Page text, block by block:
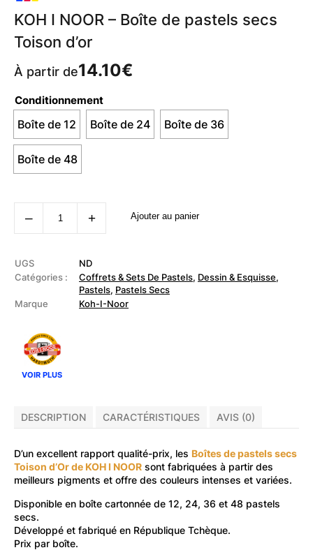
KOH I NOOR – Boîte de pastels secs
Toison d’or
À partir de14.10€
Conditionnement
Boîte de 12 Boîte de 24 Boîte de 36
Boîte de 48
‒
quantité
de
-
Boîte
de
secs
+ Ajouter au panier
UGS
ND
Catégories :
Coffrets & Sets De Pastels, Dessin & Esquisse,
Pastels, Pastels Secs
Marque
Koh-I-Noor
VOIR PLUS
DESCRIPTION CARACTÉRISTIQUES AVIS (0)
D’un excellent rapport qualité-prix, les Boîtes de pastels secs
Toison d’Or de KOH I NOOR sont fabriquées à partir des
meilleurs pigments et offre des couleurs intenses et variées.
Disponible en boîte cartonnée de 12, 24, 36 et 48 pastels
secs.
Développé et fabriqué en République Tchèque.
Prix par boîte.